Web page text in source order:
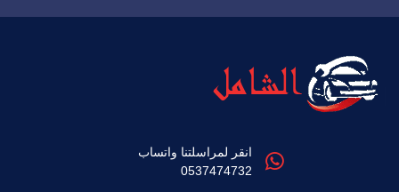
انقر لمراسلتنا واتساب
0537474732